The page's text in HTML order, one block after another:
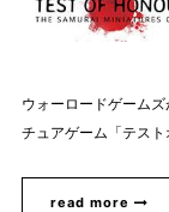
ウォーロードゲーム
チュアゲーム「テス
read more